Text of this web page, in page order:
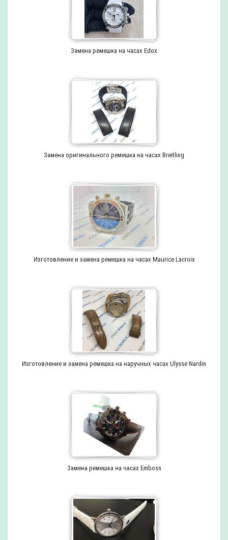
Замена ремешка на часах Edox
Замена оригинального ремешка на часах Breitling
Изготовление и замена ремешка на часах Maurice Lacroix
Изготовление и замена ремешка на наручных часах Ulysse Nardin
Замена ремешка на часах Emboss